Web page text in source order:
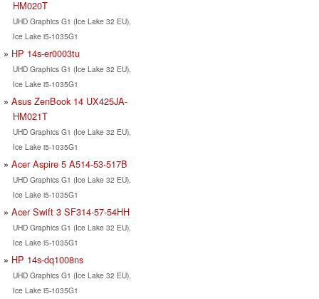
HM020T
UHD Graphics G1 (Ice Lake 32 EU),
Ice Lake i5-1035G1
HP 14s-er0003tu
UHD Graphics G1 (Ice Lake 32 EU),
Ice Lake i5-1035G1
Asus ZenBook 14 UX425JA-
HM021T
UHD Graphics G1 (Ice Lake 32 EU),
Ice Lake i5-1035G1
Acer Aspire 5 A514-53-517B
UHD Graphics G1 (Ice Lake 32 EU),
Ice Lake i5-1035G1
Acer Swift 3 SF314-57-54HH
UHD Graphics G1 (Ice Lake 32 EU),
Ice Lake i5-1035G1
HP 14s-dq1008ns
UHD Graphics G1 (Ice Lake 32 EU),
Ice Lake i5-1035G1